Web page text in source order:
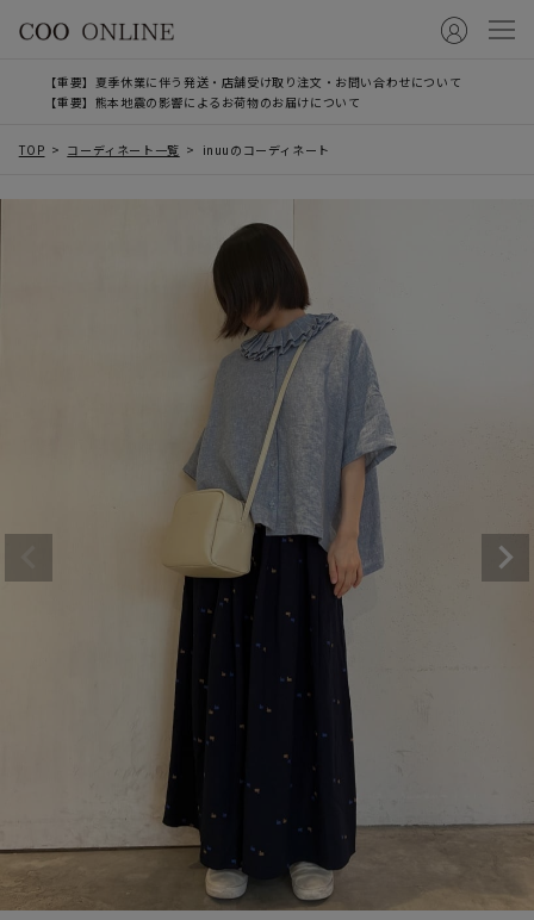
【重要】夏季休業に伴う発送・店舗受け取り注文・お問い合わせについて
【重要】熊本地震の影響によるお荷物のお届けについて
TOP コーディネート一覧 inuuのコーディネート